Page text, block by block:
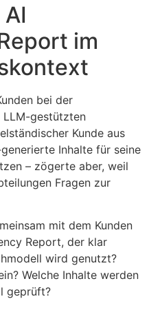
im
bei der
LLM-gestützten
Kunde aus
Inhalte für seine
– zögerte aber, weil
Fragen zur
mit dem Kunden
Report, der klar
wird genutzt?
Welche Inhalte werden
geprüft?